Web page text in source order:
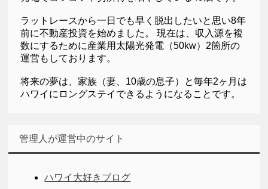
ラットレースから一日でも早く脱出したいと思い8年
前に不動産投資を始めました。 現在は、収入源を複
数にするために産業用太陽光発電（50kw）2箇所の
運営もしております。
将来の夢は、家族（妻、10歳の息子）と毎年2ヶ月は
ハワイにロングステイできるようになることです。
管理人が運営中のサイト
ハワイ大好きブログ